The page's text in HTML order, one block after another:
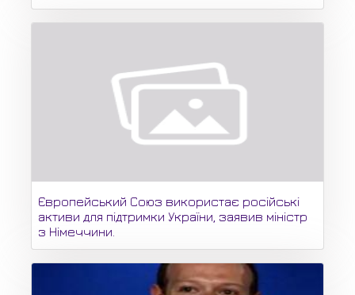
Європейський Союз використає російські
активи для підтримки України, заявив міністр
з Німеччини.